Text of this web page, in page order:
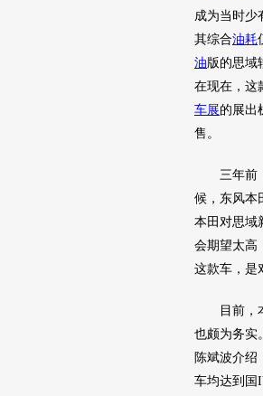
成为当时少
其综合油耗
油版的思域
在现在，这
车展的展出
售。
三年前，
候， 东风本
本田 对思域
会期望太高
这款车，是
目前，
也颇为务实
陈斌波介绍
车均达到国